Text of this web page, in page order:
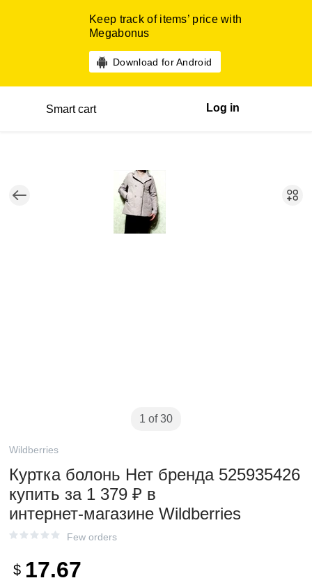
Keep track of items’ price with
Megabonus
Download for Android
Smart cart Log in
1 of 30
Wildberries
Куртка болонь Нет бренда 525935426
купить за 1 379 ₽ в
интернет‑магазине Wildberries
Few orders
$ 17.67